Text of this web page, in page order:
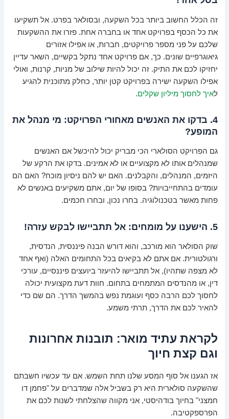
זה הכלל החשוב ביותר בכל השקעה, ובסולאר בפרט. אל תשקיעו
את כל הכסף בפרויקט אחד או בחברה אחת. פזרו את ההשקעות
שלכם על פני מספר פרויקטים, חברות, או אפילו אזורים
גיאוגרפיים שונים. כך, אם פרויקט אחד נתקל בקשיים, השאר עדיין
יחזיקו לכם את התיק. זה יכול להיות שילוב של מניות, קרנות, ואולי
אפילו השקעה ישירה בפרויקט קטן יותר, כחלק מתוכנית להגיע
לאיך לחסוך מיליון שקלים.
4. בדקו את האנשים מאחורי הפרויקט: מי מנהל את
המופע?
גם הפרויקט הסולארי הכי מבריק יכול להיכשל אם האנשים
שמנהלים אותו לא מקצועיים או לא אמינים. בדקו את הרקע של
היזמים, המנהלים, והקבלנים. האם יש להם ניסיון מוכח? האם הם
עומדים בהתחייבויות? בסופו של יום, אתם משקיעים באנשים לא
פחות מאשר בטכנולוגיה. בחרו נכון, ובחרו חכמים.
5. הישענו על מומחים: אל תתביישו לבקש עזרה!
שוק הסולאר הוא מורכב, והוא דורש הבנה פיננסית, הנדסית,
ורגולטורית. אם אתם לא בקיאים בכל התחומים האלה (ואף אחד
לא מצפה שתהיו), אל תתביישו להיעזר ביועצים פיננסיים, עורכי
דין, או מהנדסים המתמחים בתחום. חוות דעת מקצועית יכולה
לחסוך לכם הרבה כסף ועוגמת נפש בהמשך הדרך. הם שם כדי
להאיר לכם את הדרך, תרתי משמע.
לקראת עתיד מואר: תובנות אחרונות
וגם קצת חיוך
אז הגענו אל סוף המסע שלנו תחת השמש. אם עד עכשיו חשבתם
שהשקעה סולארית היא רק בשביל אלה שמדברים על "פחמן דו
חמצני" בחיוך בודהיסטי, אני מקווה שהצלחתי לשנות לכם את
הפרספקטיבה.